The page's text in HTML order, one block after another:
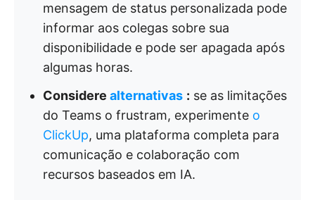
mensagem de status personalizada pode
informar aos colegas sobre sua
disponibilidade e pode ser apagada após
algumas horas.
Considere alternativas : se as limitações
do Teams o frustram, experimente o
ClickUp, uma plataforma completa para
comunicação e colaboração com
recursos baseados em IA.